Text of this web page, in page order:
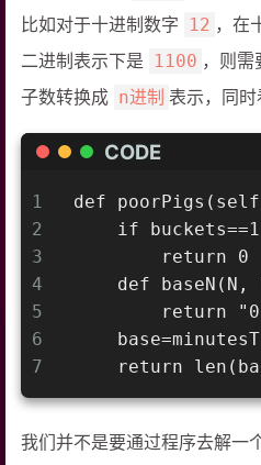
比如对于十进制数字 12 ，在
二进制表示下是
1100 ，则
子数转换成 n进制 表示，同时
CODE
1
2
3
4
5
6
7
def
if
        return 0
def baseN(N,
return
return
我们并不是要通过程序去解一